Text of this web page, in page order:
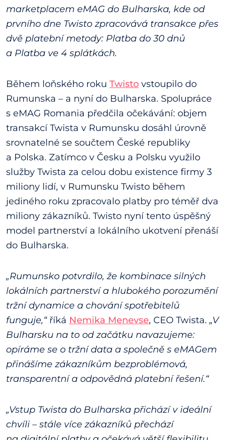
marketplacem eMAG do Bulharska, kde od
prvního dne Twisto zpracovává transakce přes
dvě platební metody: Platba do 30 dnů
a Platba ve 4 splátkách.
Během loňského roku Twisto vstoupilo do
Rumunska – a nyní do Bulharska. Spolupráce
s eMAG Romania předčila očekávání: objem
transakcí Twista v Rumunsku dosáhl úrovně
srovnatelné se součtem České republiky
a Polska. Zatímco v Česku a Polsku využilo
služby Twista za celou dobu existence firmy 3
miliony lidí, v Rumunsku Twisto během
jediného roku zpracovalo platby pro téměř dva
miliony zákazníků. Twisto nyní tento úspěšný
model partnerství a lokálního ukotvení přenáší
do Bulharska.
„Rumunsko potvrdilo, že kombinace silných
lokálních partnerství a hlubokého porozumění
tržní dynamice a chování spotřebitelů
funguje,“říká Nemika Menevse, CEO Twista. „V
Bulharsku na to od začátku navazujeme:
opíráme se o tržní data a společně s eMAGem
přinášíme zákazníkům bezproblémová,
transparentní a odpovědná platební řešení.“
„Vstup Twista do Bulharska přichází v ideální
chvíli – stále více zákazníků přechází